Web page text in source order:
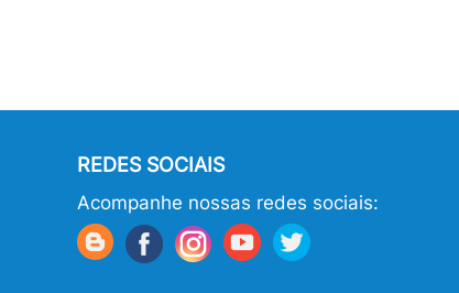
REDES SOCIAIS
Acompanhe nossas redes sociais: